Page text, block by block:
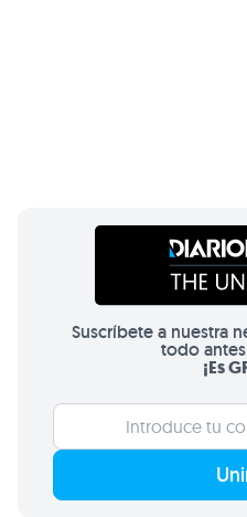
Suscríbete a nuestra
todo
¡Es